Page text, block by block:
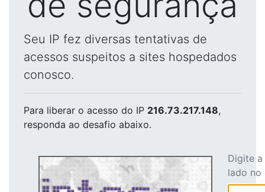
Seu IP fez diversas tentativas de
acessos suspeitos a sites hospedados
conosco.
Para liberar o acesso do IP 216.73.217.148,
responda ao desafio abaixo.
Digite
lado no